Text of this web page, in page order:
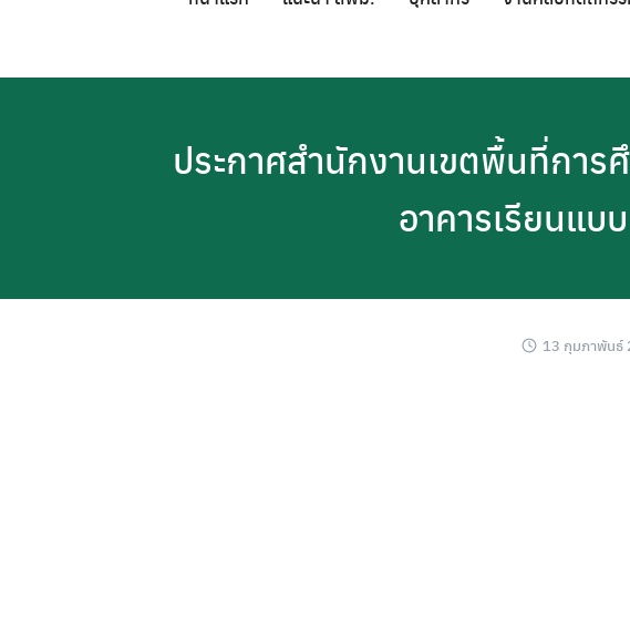
ประกาศสำนักงานเขตพื้นที่การ
อาคารเรียนแ
13 กุมภาพันธ์